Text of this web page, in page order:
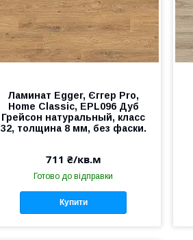
Ламинат Egger, Єггер Pro,
Home Classic, EPL096 Дуб
Грейсон натуральный, класс
32, толщина 8 мм, без фаски.
711 ₴/кв.м
Готово до відправки
Купити